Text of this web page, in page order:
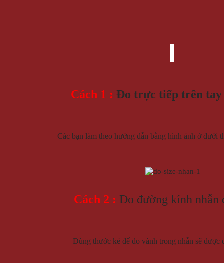
Cách 1 : Đo trực tiếp trên tay
+ Các bạn làm theo hướng dẫn bằng hình ảnh ở dưới
Cách 2 : Đo đường kính nhẫn
– Dùng thước kẻ để đo vành trong nhẫn sẽ được